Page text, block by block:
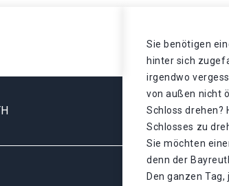
Sie benötigen
hinter sich
irgendwo
von außen nicht
Schloss drehen?
Schlosses zu
Sie möchten
denn der
Den ganzen